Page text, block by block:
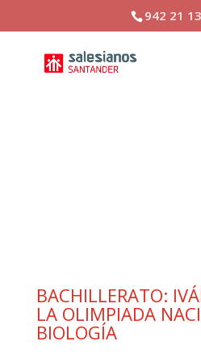
942 21
BACHILLERATO:
LA OLIMPIADA
BIOLOGÍA